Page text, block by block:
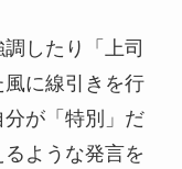
したり「上司
に線引きを行
が「特別」だ
ような発言を